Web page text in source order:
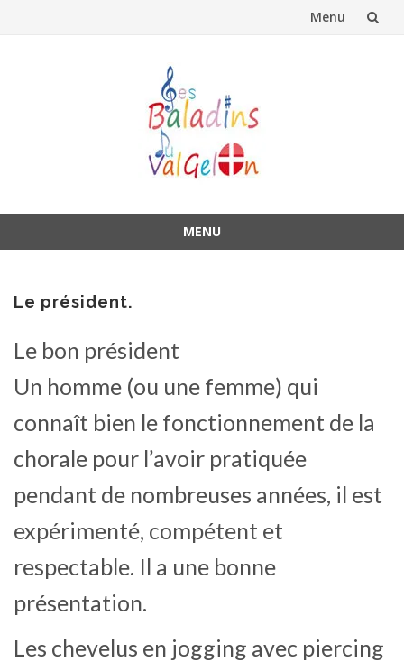
Menu
MENU
contenu
Le président.
Le bon président
Un homme (ou une femme) qui
connaît bien le fonctionnement de la
chorale pour l’avoir pratiquée
pendant de nombreuses années, il est
expérimenté, compétent et
respectable. Il a une bonne
présentation.
Les chevelus en jogging avec piercing